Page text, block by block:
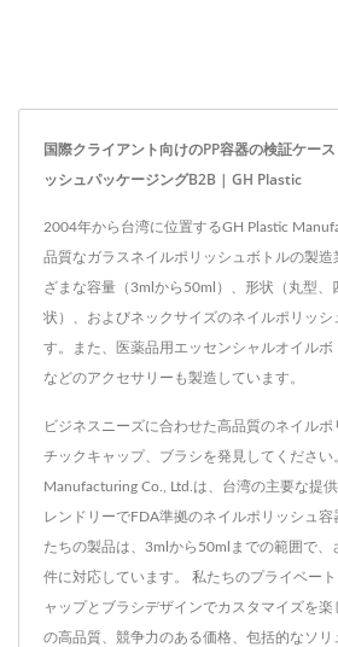
国際クライアント向けのPP容器の検証ケー
ッシュパッケージングB2B | GH Plastic
2004年から台湾に位置するGH Plastic
品質なガラスネイルポリッシュボトルの製造
ざまな容量（3mlから50ml）、形状（丸型、
状）、およびネックサイズのネイルポリッシ
す。また、医薬品用エッセンシャルオイル
などのアクセサリーも製造しています。
ビジネスニーズに合わせた高品質のネイル
チックキャップ、ブラシを発見してください
Manufacturing Co., Ltd.は、台湾の主要な提
レンドリーでFDA準拠のネイルポリッシュ
たちの製品は、3mlから50mlまでの範囲で、
件に対応しています。 私たちのプライベー
ャップとブラシデザインでカスタマイズを
の高品質、競争力のある価格、包括的なソリ